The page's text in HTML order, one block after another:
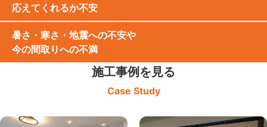
応えてくれるか不安
暑さ・寒さ・地震への不安や
今の間取りへの不満
施工事例を見る
Case Study